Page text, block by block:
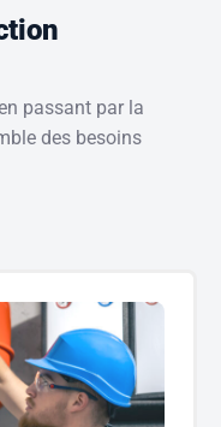
passant par la
des besoins